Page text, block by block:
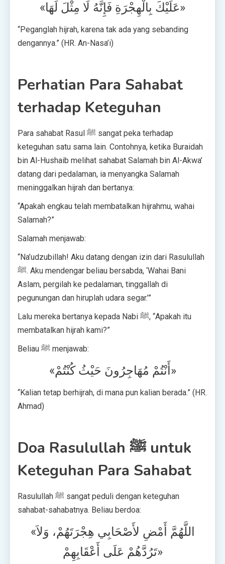
«عَلَيْكَ بِالْهِجْرَةِ فَإِنَّهُ لَا مِثْلَ لَهَا»
“Peganglah hijrah, karena tak ada yang sebanding
dengannya.” (HR. An-Nasa’i)
Perhatian Para Sahabat
terhadap Keteguhan
Para sahabat Rasul ﷺ sangat peka terhadap
keteguhan satu sama lain. Contohnya, ketika Buraidah
bin Al-Hushaib melihat sahabat Salamah bin Al-Akwa’
datang dari pedalaman, ia menyangka Salamah
meninggalkan hijrah dan bertanya:
“Apakah engkau telah membatalkan hijrahmu, wahai
Salamah?”
Salamah menjawab:
“Na’udzubillah! Aku datang dengan izin dari Rasulullah
ﷺ. Aku mendengar beliau bersabda, ‘Wahai Bani
Aslam, pergilah ke pedalaman, tinggallah di
pegunungan dan hiruplah udara segar.’”
Lalu mereka bertanya kepada Nabi ﷺ, “Apakah itu
membatalkan hijrah kami?”
Beliau ﷺ menjawab:
«أَنْتُمْ مُهَاجِرُونَ حَيْثُ كُنْتُمْ»
“Kalian tetap berhijrah, di mana pun kalian berada.” (HR.
Ahmad)
Doa Rasulullah ﷺ untuk
Keteguhan Para Sahabat
Rasulullah ﷺ sangat peduli dengan keteguhan
sahabat-sahabatnya. Beliau berdoa:
«اللَّهُمَّ أَمْضِ لأَصْحَابِي هِجْرَتَهُمْ، وَلاَ
تَرُدَّهُمْ عَلَى أَعْقَابِهِمْ»